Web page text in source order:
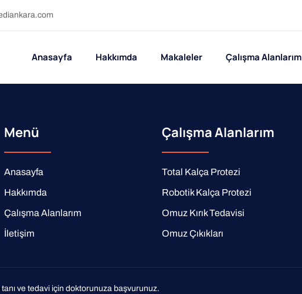
Anasayfa Hakkımda Makaleler Çalışma Alanlarım
Menü
Anasayfa
Hakkımda
Çalışma Alanlarım
İletişim
Çalışma Alanlarım
Total Kalça Protezi
Robotik Kalça Protezi
Omuz Kırık Tedavisi
Omuz Çıkıkları
ve tedavi için doktorunuza başvurunuz.